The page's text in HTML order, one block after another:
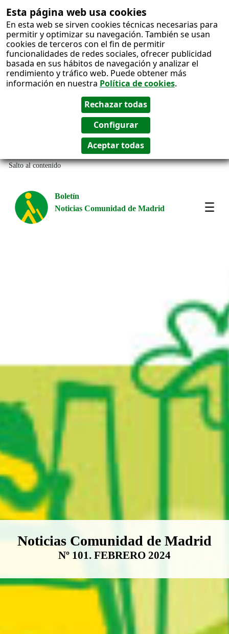
Esta página web usa cookies
En esta web se sirven cookies técnicas necesarias para
permitir y optimizar su navegación. También se usan
cookies de terceros con el fin de permitir
funcionalidades de redes sociales, ofrecer publicidad
basada en sus hábitos de navegación y analizar el
rendimiento y tráfico web. Puede obtener más
información en nuestra Política de cookies.
Salto al contenido
Boletín
Noticias Comunidad de Madrid
Boletín Noticias Comunidad de
Noticias Comunidad de Madrid
Nº 101. FEBRERO 2024